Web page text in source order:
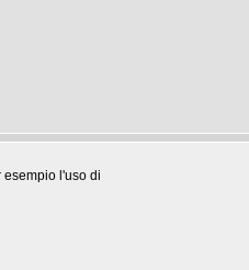
esempio l'uso di